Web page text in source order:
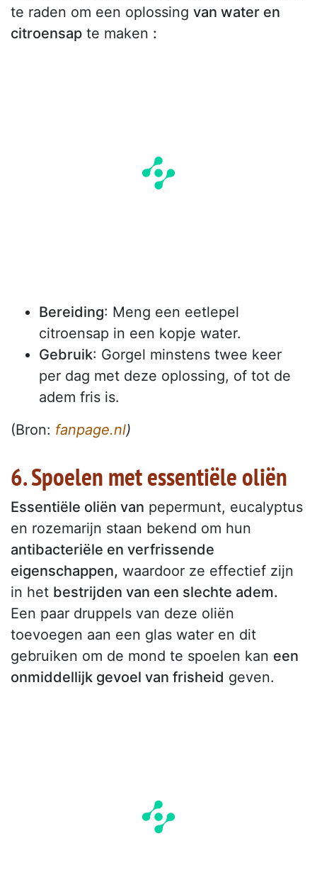
te raden om een oplossing van water en
citroensap te maken :
Bereiding: Meng een eetlepel
citroensap in een kopje water.
Gebruik: Gorgel minstens twee keer
per dag met deze oplossing, of tot de
adem fris is.
(Bron: fanpage.nl)
6. Spoelen met essentiële oliën
Essentiële oliën van pepermunt, eucalyptus
en rozemarijn staan bekend om hun
antibacteriële en verfrissende
eigenschappen, waardoor ze effectief zijn
in het bestrijden van een slechte adem.
Een paar druppels van deze oliën
toevoegen aan een glas water en dit
gebruiken om de mond te spoelen kan een
onmiddellijk gevoel van frisheid geven.